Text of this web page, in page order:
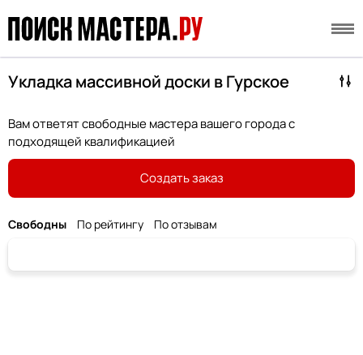
Укладка массивной доски в Гурское
Вам ответят свободные мастера вашего города с
подходящей квалификацией
Создать заказ
Свободны По рейтингу По отзывам